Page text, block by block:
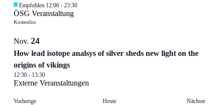
Empfohlen 12:00 - 23:30
ÖSG Veranstaltung
Kostenlos
Nov. 24
How lead isotope analsys of silver sheds new light on the
origins of vikings
12:30 - 13:30
Externe Veranstaltungen
VorherigeVeranstaltungen Heute Nächste